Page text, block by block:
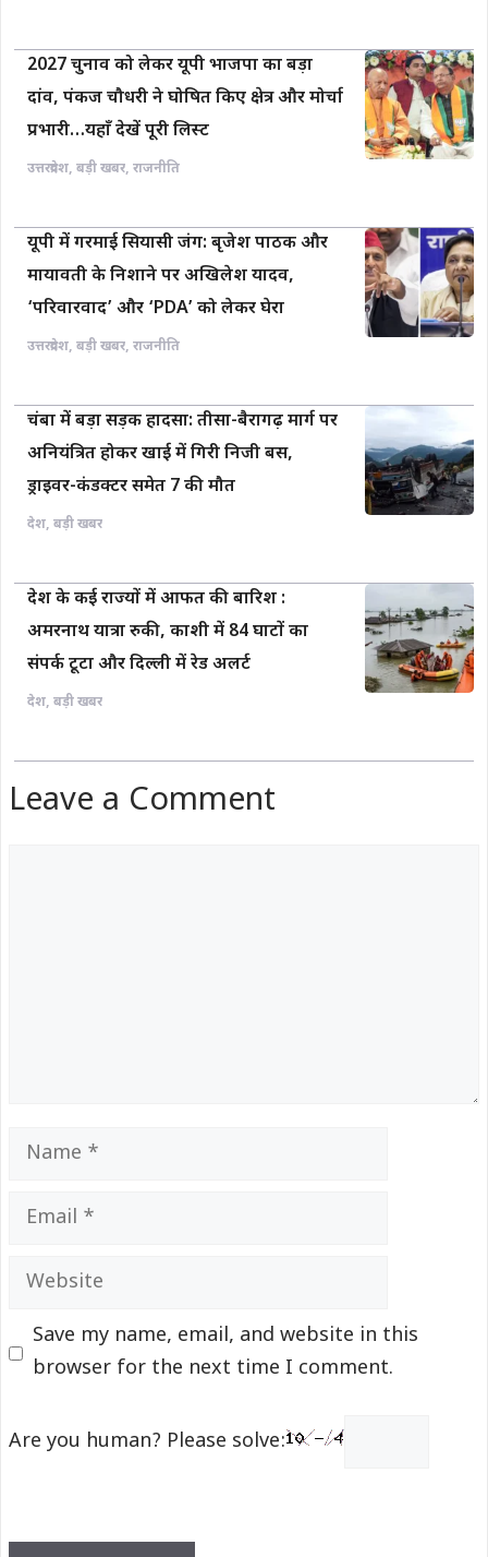
2027 चुनाव को लेकर यूपी भाजपा का बड़ा
दांव, पंकज चौधरी ने घोषित किए क्षेत्र और मोर्चा
प्रभारी…यहाँ देखें पूरी लिस्ट
उत्तरप्रदेश, बड़ी खबर, राजनीति
यूपी में गरमाई सियासी जंग: बृजेश पाठक और
मायावती के निशाने पर अखिलेश यादव,
‘परिवारवाद’ और ‘PDA’ को लेकर घेरा
उत्तरप्रदेश, बड़ी खबर, राजनीति
चंबा में बड़ा सड़क हादसा: तीसा-बैरागढ़ मार्ग पर
अनियंत्रित होकर खाई में गिरी निजी बस,
ड्राइवर-कंडक्टर समेत 7 की मौत
देश, बड़ी खबर
देश के कई राज्यों में आफत की बारिश :
अमरनाथ यात्रा रुकी, काशी में 84 घाटों का
संपर्क टूटा और दिल्ली में रेड अलर्ट
देश, बड़ी खबर
Leave a Comment
Name
Email
Website
Save my name, email, and website in this
browser for the next time I comment.
Are you human? Please solve: